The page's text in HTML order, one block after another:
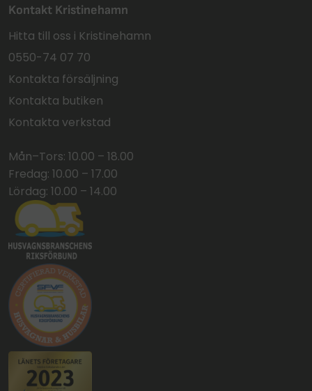
Kontakt Kristinehamn
Hitta till oss i Kristinehamn
0550-74 07 70
Kontakta försäljning
Kontakta butiken
Kontakta verkstad
Mån–Tors: 10.00 – 18.00
Fredag: 10.00 – 17.00
Lördag: 10.00 – 14.00